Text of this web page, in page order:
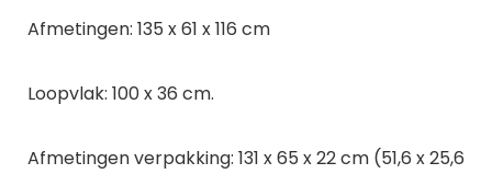
Afmetingen: 135 x 61 x 116 cm
Loopvlak: 100 x 36 cm.
Afmetingen verpakking: 131 x 65 x 22 cm (51,6 x 25,6